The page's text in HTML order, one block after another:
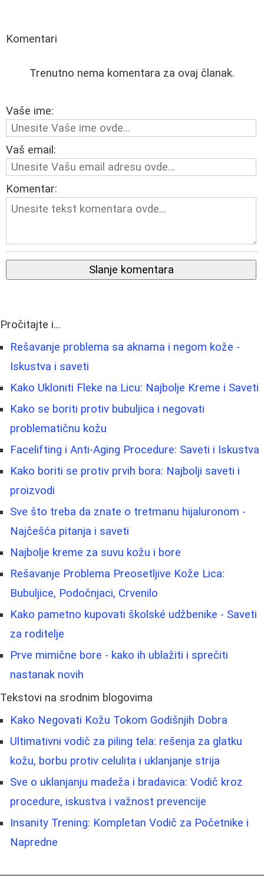
Komentari
Trenutno nema komentara za ovaj članak.
Vaše ime:
Vaš email:
Komentar:
Slanje komentara
Pročitajte i...
Rešavanje problema sa aknama i negom kože -
Iskustva i saveti
Kako Ukloniti Fleke na Licu: Najbolje Kreme i Saveti
Kako se boriti protiv bubuljica i negovati
problematičnu kožu
Facelifting i Anti-Aging Procedure: Saveti i Iskustva
Kako boriti se protiv prvih bora: Najbolji saveti i
proizvodi
Sve što treba da znate o tretmanu hijaluronom -
Najčešća pitanja i saveti
Najbolje kreme za suvu kožu i bore
Rešavanje Problema Preosetljive Kože Lica:
Bubuljice, Podočnjaci, Crvenilo
Kako pametno kupovati školské udžbenike - Saveti
za roditelje
Prve mimične bore - kako ih ublažiti i sprečiti
nastanak novih
Tekstovi na srodnim blogovima
Kako Negovati Kožu Tokom Godišnjih Dobra
Ultimativni vodič za piling tela: rešenja za glatku
kožu, borbu protiv celulita i uklanjanje strija
Sve o uklanjanju madeža i bradavica: Vodič kroz
procedure, iskustva i važnost prevencije
Insanity Trening: Kompletan Vodič za Početnike i
Napredne